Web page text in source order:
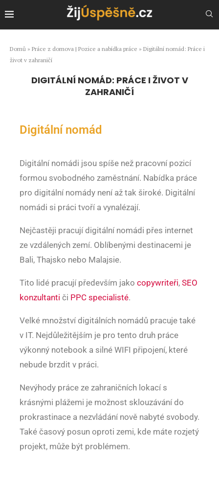
Domů » Práce z domova | Pozice a nabídka práce » Digitální nomád: Práce i
život v zahraničí
DIGITÁLNÍ NOMÁD: PRÁCE I ŽIVOT V
ZAHRANIČÍ
Digitální nomád
Digitální nomádi jsou spíše než pracovní pozicí
formou svobodného zaměstnání. Nabídka práce
pro digitální nomády není až tak široké. Digitální
nomádi si práci tvoří a vynalézají.
Nejčastěji pracují digitální nomádi přes internet
ze vzdálených zemí. Oblíbenými destinacemi je
Bali, Thajsko nebo Malajsie.
Tito lidé pracují především jako copywriteři, SEO
konzultanti či PPC specialisté.
Velké množství digitálních nomádů pracuje také
v IT. Nejdůležitějším je pro tento druh práce
výkonný notebook a silné WIFI připojení, které
nebude brzdit v práci.
Nevýhody práce ze zahraničních lokací s
krásnými plážemi je možnost sklouzávání do
prokrastinace a nezvládání nově nabyté svobody.
Také časový posun oproti zemi, kde máte rozjetý
projekt, může být problémem.